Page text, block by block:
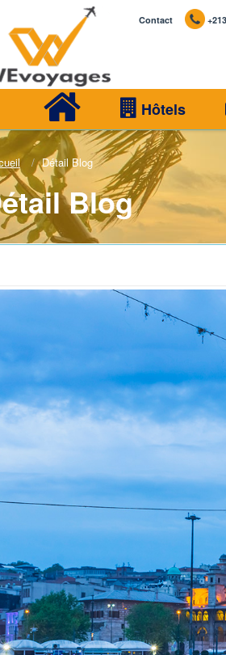
Contact
Hôtels
Détail Blog
Blog